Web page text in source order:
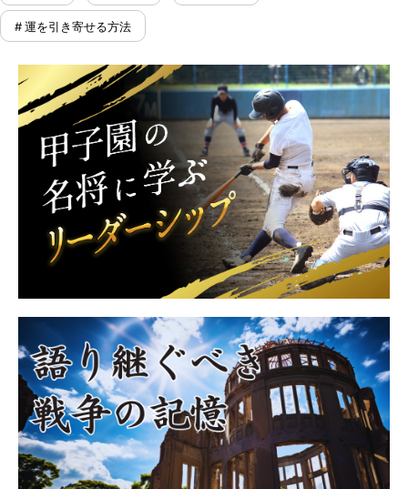
# 運を引き寄せる方法